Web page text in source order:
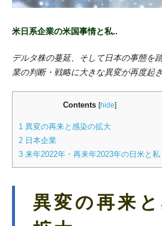
米日系企業の米国事情と私..
デルタ株の蔓延、そして日本の事態を
業の判断・戦略に大きな異変が再度起き
Contents [hide]
1 異変の再来と感染の拡大
2 日本企業
3 来年2022年・再来年2023年の日米と私
異変の再来